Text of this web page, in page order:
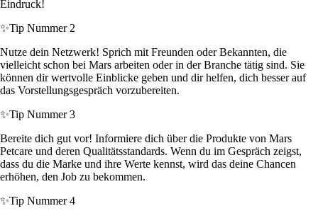
Eindruck!
✨Tip Nummer 2
Nutze dein Netzwerk! Sprich mit Freunden oder Bekannten, die
vielleicht schon bei Mars arbeiten oder in der Branche tätig sind. Sie
können dir wertvolle Einblicke geben und dir helfen, dich besser auf
das Vorstellungsgespräch vorzubereiten.
✨Tip Nummer 3
Bereite dich gut vor! Informiere dich über die Produkte von Mars
Petcare und deren Qualitätsstandards. Wenn du im Gespräch zeigst,
dass du die Marke und ihre Werte kennst, wird das deine Chancen
erhöhen, den Job zu bekommen.
✨Tip Nummer 4